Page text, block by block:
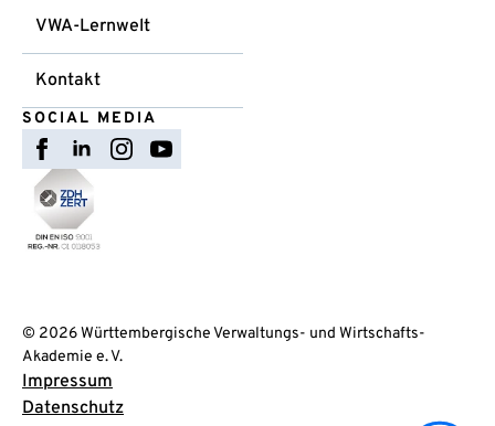
VWA-Lernwelt
Kontakt
SOCIAL MEDIA
© 2026 Württembergische Verwaltungs- und Wirtschafts-
Akademie e. V.
Impressum
Datenschutz